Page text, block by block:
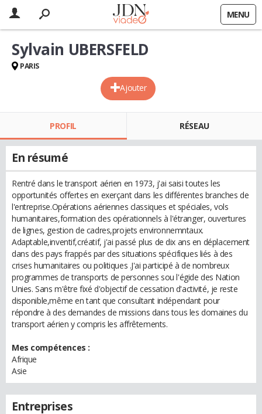
MENU
Ajouter
Sylvain UBERSFELD
PARIS
PROFIL RÉSEAU
En résumé
Rentré dans le transport aérien en 1973, j'ai saisi toutes les
opportunités offertes en exerçant dans les différentes branches de
l'entreprise.Opérations aériennes classiques et spéciales, vols
humanitaires,formation des opérationnels à l'étranger, ouvertures
de lignes, gestion de cadres,projets environnemntaux.
Adaptable,inventif,créatif, j'ai passé plus de dix ans en déplacement
dans des pays frappés par des situations spécifiques liés à des
crises humanitaires ou politiques .J'ai participé à de nombreux
programmes de transports de personnes sou l'égide des Nation
Unies. Sans m'être fixé d'objectif de cessation d'activité, je reste
disponible,même en tant que consultant indépendant pour
répondre à des demandes de missions dans tous les domaines du
transport aérien y compris les affrêtements.
Mes compétences :
Afrique
Asie
Entreprises